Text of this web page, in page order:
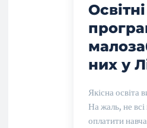
Освітні
них у
Якісна освіта
На жаль, не
оплатити